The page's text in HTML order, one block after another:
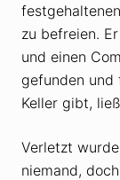
zu befreien.
und einen
gefunden
Keller gibt,
Verletzt
niemand,